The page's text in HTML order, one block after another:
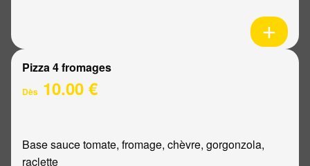
Pizza 4 fromages
Dès 10.00 €
Base sauce tomate, fromage, chèvre, gorgonzola,
raclette